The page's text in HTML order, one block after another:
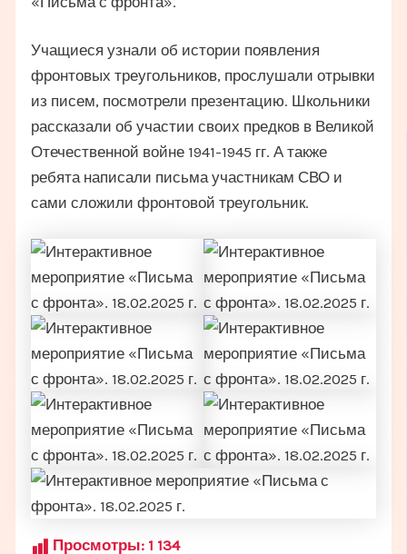
Учащиеся узнали об истории появления
фронтовых треугольников, прослушали отрывки
из писем, посмотрели презентацию. Школьники
рассказали об участии своих предков в Великой
Отечественной войне 1941-1945 гг. А также
ребята написали письма участникам СВО и
сами сложили фронтовой треугольник.
Просмотры: 1 134